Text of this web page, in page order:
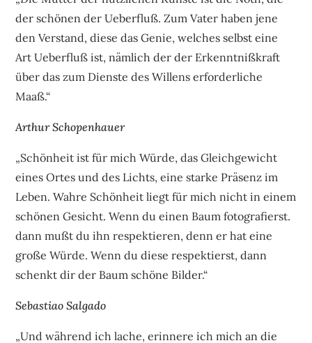
der schönen der Ueberfluß. Zum Vater haben jene
den Verstand, diese das Genie, welches selbst eine
Art Ueberfluß ist, nämlich der der Erkenntnißkraft
über das zum Dienste des Willens erforderliche
Maaß.“
Arthur Schopenhauer
„Schönheit ist für mich Würde, das Gleichgewicht
eines Ortes und des Lichts, eine starke Präsenz im
Leben. Wahre Schönheit liegt für mich nicht in einem
schönen Gesicht. Wenn du einen Baum fotografierst.
dann mußt du ihn respektieren, denn er hat eine
große Würde. Wenn du diese respektierst, dann
schenkt dir der Baum schöne Bilder.“
Sebastiao Salgado
„Und während ich lache, erinnere ich mich an die